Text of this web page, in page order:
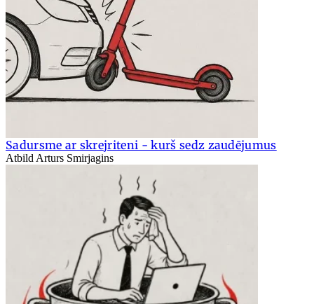
Sadursme ar skrejriteni - kurš sedz zaudējumus
Atbild Arturs Smirjagins